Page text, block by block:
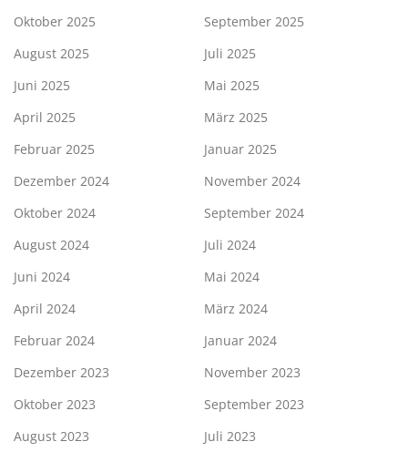
Oktober 2025
September 2025
August 2025
Juli 2025
Juni 2025
Mai 2025
April 2025
März 2025
Februar 2025
Januar 2025
Dezember 2024
November 2024
Oktober 2024
September 2024
August 2024
Juli 2024
Juni 2024
Mai 2024
April 2024
März 2024
Februar 2024
Januar 2024
Dezember 2023
November 2023
Oktober 2023
September 2023
August 2023
Juli 2023